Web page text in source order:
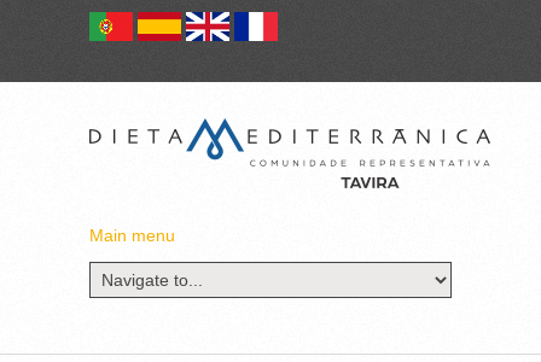
Main menu